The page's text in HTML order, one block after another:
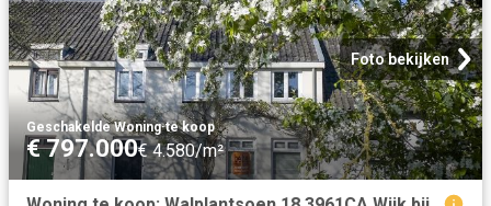
Foto bekijken
Geschakelde Woning·te koop
€ 797.000€ 4.580/m²